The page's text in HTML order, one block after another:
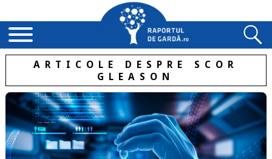
ARTICOLE DESPRE SCOR
GLEASON